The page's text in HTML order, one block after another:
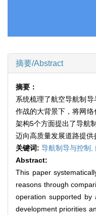
摘要/Abstract
摘要：
系统梳理了航空导航制
作战的大背景下，将网
架构5个方面提出了导航
迈向高质量发展道路提供
关键词: 导航制导与控制,
Abstract:
This paper
reasons through
operation supported
development priorities